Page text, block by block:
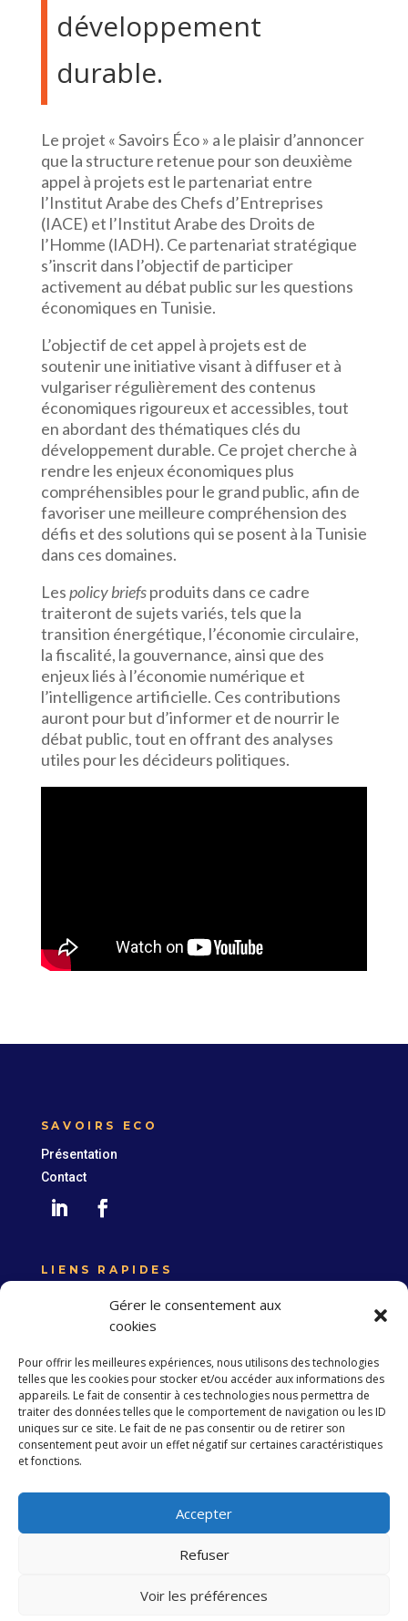
Gérer le consentement aux
cookies
Pour offrir les meilleures expériences, nous utilisons des technologies
telles que les cookies pour stocker et/ou accéder aux informations des
appareils. Le fait de consentir à ces technologies nous permettra de
traiter des données telles que le comportement de navigation ou les ID
uniques sur ce site. Le fait de ne pas consentir ou de retirer son
consentement peut avoir un effet négatif sur certaines caractéristiques
et fonctions.
Accepter
Refuser
Voir les préférences
développement
durable.
Le projet « Savoirs Éco » a le plaisir d’annoncer
que la structure retenue pour son deuxième
appel à projets est le partenariat entre
l’Institut Arabe des Chefs d’Entreprises
(IACE) et l’Institut Arabe des Droits de
l’Homme (IADH). Ce partenariat stratégique
s’inscrit dans l’objectif de participer
activement au débat public sur les questions
économiques en Tunisie.
L’objectif de cet appel à projets est de
soutenir une initiative visant à diffuser et à
vulgariser régulièrement des contenus
économiques rigoureux et accessibles, tout
en abordant des thématiques clés du
développement durable. Ce projet cherche à
rendre les enjeux économiques plus
compréhensibles pour le grand public, afin de
favoriser une meilleure compréhension des
défis et des solutions qui se posent à la Tunisie
dans ces domaines.
Lespolicy briefsproduits dans ce cadre
traiteront de sujets variés, tels que la
transition énergétique, l’économie circulaire,
la fiscalité, la gouvernance, ainsi que des
enjeux liés à l’économie numérique et
l’intelligence artificielle. Ces contributions
auront pour but d’informer et de nourrir le
débat public, tout en offrant des analyses
utiles pour les décideurs politiques.
SAVOIRS ECO
Présentation
Contact
LIENS RAPIDES
Expertise France
Union européenne
S’abonner à la Newsletter
réservés